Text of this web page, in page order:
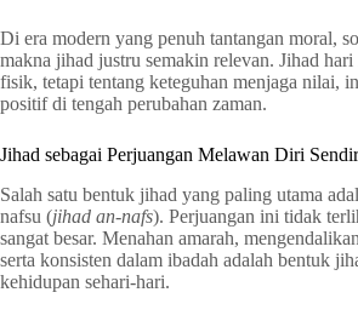
Di era modern yang penuh tantangan moral,
makna jihad justru semakin relevan. Jihad
fisik, tetapi tentang keteguhan menjaga nilai,
positif di tengah perubahan zaman.
Jihad sebagai Perjuangan Melawan Diri
Salah satu bentuk jihad yang paling utama
nafsu (jihad an-nafs). Perjuangan ini tidak
sangat besar. Menahan amarah,
serta konsisten dalam ibadah adalah bentuk
kehidupan sehari-hari.